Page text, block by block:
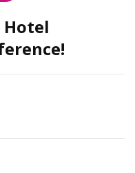
Hotel